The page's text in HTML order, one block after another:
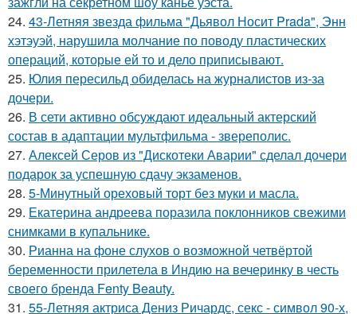
24. 43-Летняя звезда фильма "Дьявол Носит Prada", Энн
хэтэуэй, нарушила молчание по поводу пластических
операций, которые ей то и дело приписывают.
25. Юлия пересильд обиделась на журналистов из-за
дочери.
26. В сети активно обсуждают идеальный актерский
состав в адаптации мультфильма - звереполис.
27. Алексей Серов из "Дискотеки Аварии" сделал дочери
подарок за успешную сдачу экзаменов.
28. 5-Минутный ореховый торт без муки и масла.
29. Екатерина андреева поразила поклонников свежими
снимками в купальнике.
30. Рианна на фоне слухов о возможной четвёртой
беременности прилетела в Индию на вечеринку в честь
своего бренда Fenty Beauty.
31. 55-Летняя актриса Дениз Ричардс, секс - символ 90-х,